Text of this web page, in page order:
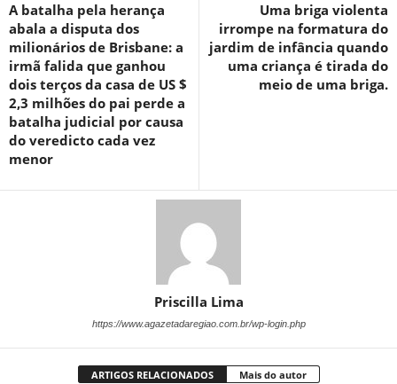
A batalha pela herança
abala a disputa dos
milionários de Brisbane: a
irmã falida que ganhou
dois terços da casa de US $
2,3 milhões do pai perde a
batalha judicial por causa
do veredicto cada vez
menor
Uma briga violenta
irrompe na formatura do
jardim de infância quando
uma criança é tirada do
meio de uma briga.
Priscilla Lima
https://www.agazetadaregiao.com.br/wp-login.php
ARTIGOS RELACIONADOS Mais do autor